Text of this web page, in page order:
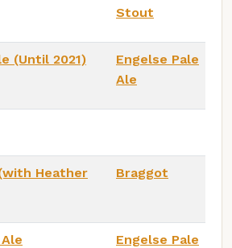
Stout
(Until 2021)
Engelse Pale
Ale
Heather
Braggot
Engelse Pale